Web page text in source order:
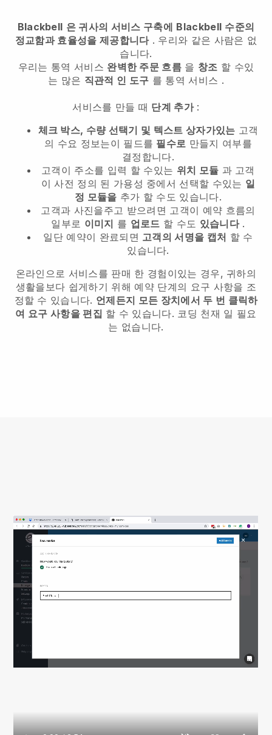
Blackbell 은 귀사의 서비스 구축에 Blackbell 수준의
정교함과 효율성을 제공합니다. 우리와 같은 사람은 없
습니다.
우리는 통역 서비스 완벽한 주문 흐름 을 창조 할 수있
는 많은 직관적 인 도구 를 통역 서비스 .
서비스를 만들 때 단계 추가:
체크 박스, 수량 선택기 및 텍스트 상자가있는 고객
의 수요 정보는이 필드를 필수로 만들지 여부를
결정합니다.
고객이 주소를 입력 할 수있는 위치 모듈 과 고객
이 사전 정의 된 가용성 중에서 선택할 수있는 일
정 모듈을 추가 할 수도 있습니다.
고객과 사진을주고 받으려면 고객이 예약 흐름의
일부로 이미지 를 업로드 할 수도 있습니다.
일단 예약이 완료되면 고객의 서명을 캡처 할 수
있습니다.
온라인으로 서비스를 판매 한 경험이있는 경우, 귀하의
생활을보다 쉽게하기 위해 예약 단계의 요구 사항을 조
정할 수 있습니다. 언제든지 모든 장치에서 두 번 클릭하
여 요구 사항을 편집 할 수 있습니다. 코딩 천재 일 필요
는 없습니다.